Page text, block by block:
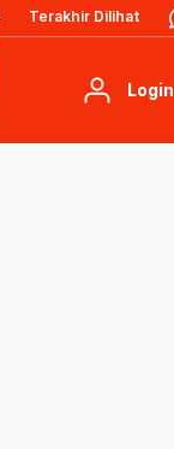
Terakhir Dilihat
Login